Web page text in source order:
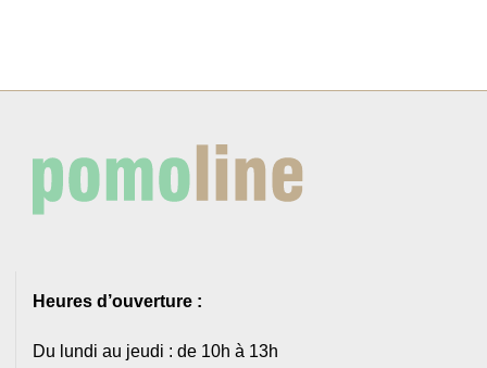
Heures d’ouverture :
Du lundi au jeudi : de 10h à 13h